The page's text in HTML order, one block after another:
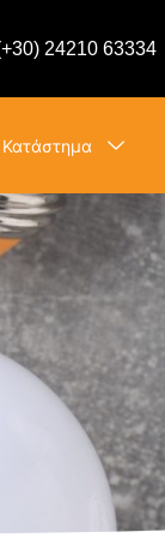
24210 63334
Κατάστημα